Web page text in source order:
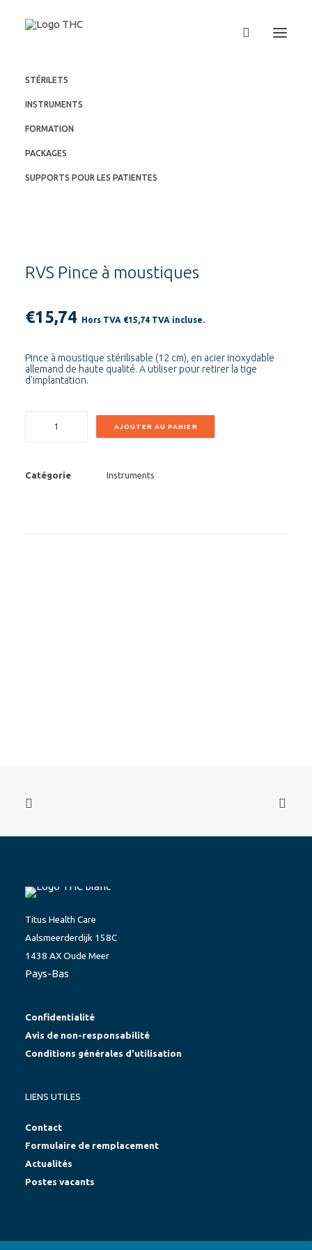
STÉRILETS
INSTRUMENTS
FORMATION
PACKAGES
SUPPORTS POUR LES PATIENTES
RVS Pince à moustiques
€15,74 Hors TVA €15,74 TVA incluse.
Pince à moustique stérilisable (12 cm), en acier inoxydable
allemand de haute qualité. A utiliser pour retirer la tige
d'implantation.
Mosquitoklem
AJOUTER AU PANIER
Catégorie Instruments
Titus Health Care
Aalsmeerderdijk 158C
1438 AX Oude Meer
Pays-Bas
Confidentialité
Avis de non-responsabilité
Conditions générales d'utilisation
LIENS UTILES
Contact
Formulaire de remplacement
Actualités
Postes vacants